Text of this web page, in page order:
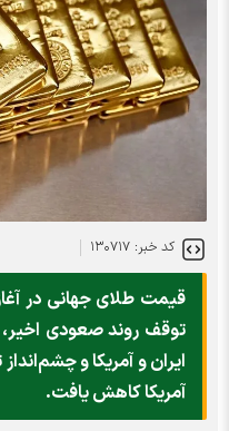
کد خبر: ۱۳۰۷۱۷
قیمت طلای جهانی در
توقف روند صعودی
ایران و آمریکا و
آمریکا کاهش یافت.